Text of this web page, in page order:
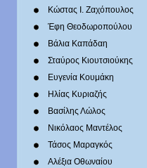
Κώστας Ι. Ζαχόπουλoς
Έφη Θεοδωροπούλου
Βάλια Καπάδαη
Σταύρος Κιουτσιούκης
Ευγενία Κουμάκη
Ηλίας Κυριαζής
Βασίλης Λώλος
Νικόλαος Μαντέλος
Τάσος Μαραγκός
Αλέξια Οθωναίου